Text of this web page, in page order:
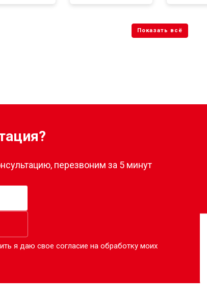
перезвоним за 5 минут
я даю свое согласие на обработку моих